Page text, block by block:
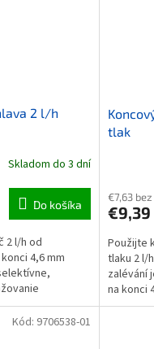
2 l/h
Skladom do 3 dní
Do košíka
2 l/h od
4,6 mm
tlak
€7,63 bez
€9,39
Použijte
tlaku 2 l/
zalévání
na konci
Kód: 9706538-01